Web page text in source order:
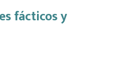
fácticos y